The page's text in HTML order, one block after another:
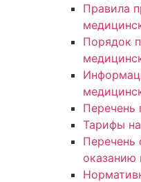
Правила
Порядок
Перечень
Тарифы
Перечень
оказанию